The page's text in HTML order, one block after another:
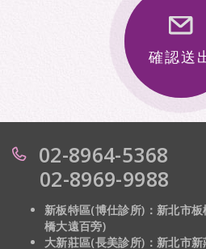
確認送
02-8964-5368
02-8969-9988
新板特區(博仕診所)：新北市
橋大遠百旁)
大新莊區(長美診所)： 新北市